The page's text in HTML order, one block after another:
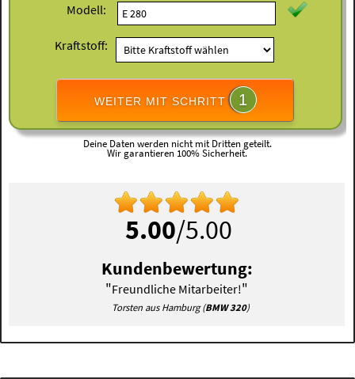
Modell:
Kraftstoff:
WEITER MIT SCHRITT 1
Deine Daten werden nicht mit Dritten geteilt.
Wir garantieren 100% Sicherheit.
5.00/5.00
Kundenbewertung:
"Freundliche Mitarbeiter!"
Torsten aus Hamburg (BMW 320)